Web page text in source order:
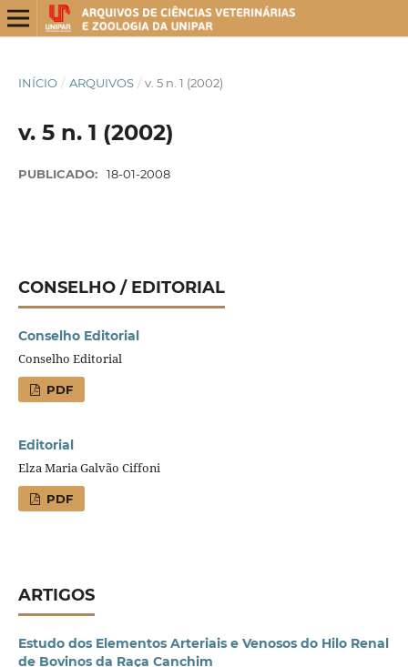
INÍCIO / ARQUIVOS / v. 5 n. 1 (2002)
v. 5 n. 1 (2002)
PUBLICADO: 18-01-2008
CONSELHO / EDITORIAL
Conselho Editorial
Conselho Editorial
PDF
Editorial
Elza Maria Galvão Ciffoni
PDF
ARTIGOS
Estudo dos Elementos Arteriais e Venosos do Hilo Renal
de Bovinos da Raça Canchim